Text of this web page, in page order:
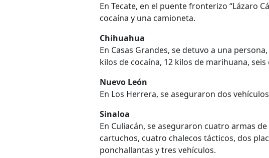
En Tecate, en el puente fronterizo “Lázaro
cocaína y una camioneta.
Chihuahua
En Casas Grandes, se detuvo a una
kilos de cocaína, 12 kilos de marihuana,
Nuevo León
En Los Herrera, se aseguraron dos
Sinaloa
En Culiacán, se aseguraron cuatro armas
cartuchos, cuatro chalecos tácticos, dos
ponchallantas y tres vehículos.